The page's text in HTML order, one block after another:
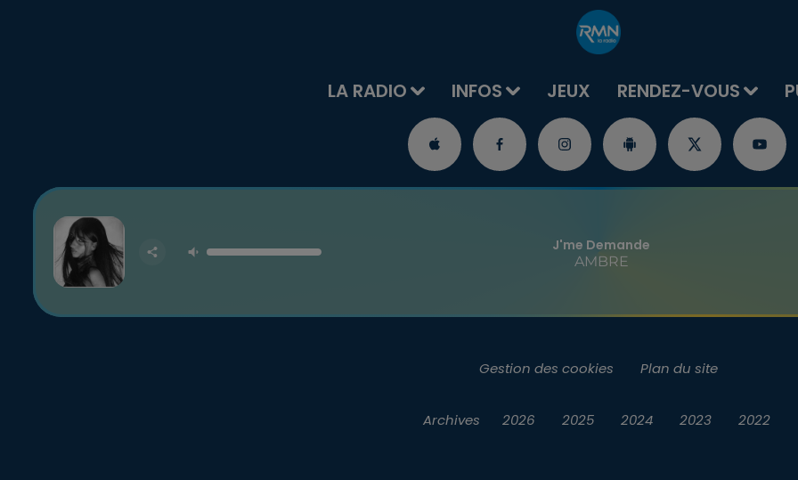
LA RADIO INFOS JEUX RENDEZ-VOUS
J'me Demande
AMBRE
Gestion des cookies Plan du site
Archives 2026 2025 2024 2023 2022